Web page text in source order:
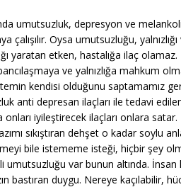
umutsuzluk, depresyon ve
çalışılır. Oysa umutsuzluğu,
yaratan etken, hastalığa ilaç
ve yalnızlığa mahkum
kendisi olduğunu saptamamız
anti depresan ilaçları ile tedavi
iyileştirecek ilaçları onlara
sıkıştıran dehşet o kadar soylu
bile istememe isteği, hiçbir şey
umutsuzluğu var bunun altında. İnsan
bastıran duygu. Nereye kaçılabilir,